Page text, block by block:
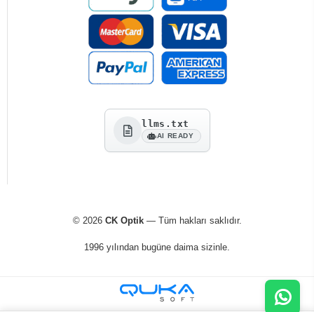
llms.txt
AI READY
© 2026 CK Optik— Tüm hakları saklıdır.
1996 yılından bugüne daima sizinle.